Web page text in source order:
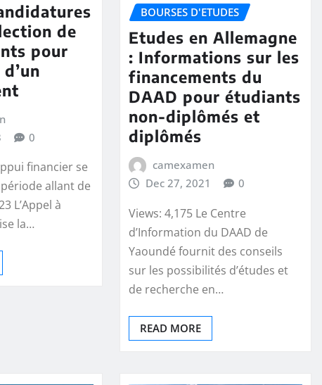
de
pour
0
financier se
allant de
L’Appel à
la…
BOURSES D'ETUDES
Etudes en Allemagne
: Informations sur les
financements du
DAAD pour étudiants
non-diplômés et
diplômés
camexamen
Dec 27, 2021
0
Views: 4,175 Le Centre
d’Information du DAAD de
Yaoundé fournit des conseils
sur les possibilités d’études et
de recherche en…
READ MORE